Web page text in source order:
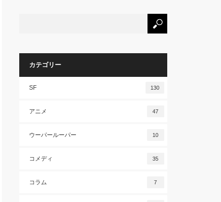
カテゴリー
SF 130
アニメ 47
ウーパールーパー 10
コメディ 35
コラム 7